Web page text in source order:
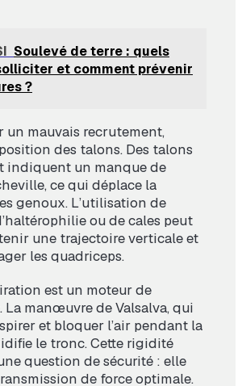
Soulevé de terre : quels
et comment prévenir
?
un mauvais recrutement,
des talons. Des talons
indiquent un manque de
ce qui déplace la
genoux. L’utilisation de
ou de cales peut
une trajectoire verticale et
les quadriceps.
est un moteur de
La manœuvre de Valsalva, qui
et bloquer l’air pendant la
le tronc. Cette rigidité
question de sécurité : elle
de force optimale.